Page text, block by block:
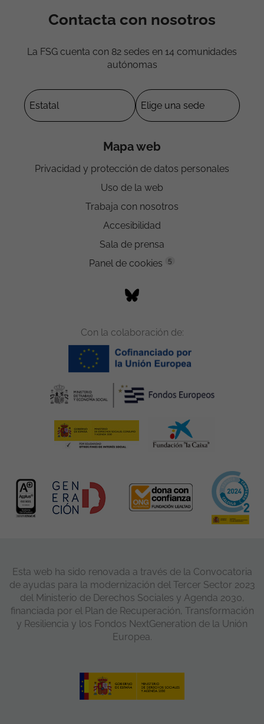
Contacta con nosotros
La FSG cuenta con 82 sedes en 14 comunidades
autónomas
Mapa web
Privacidad y protección de datos personales
Uso de la web
Trabaja con nosotros
Accesibilidad
Sala de prensa
Panel de cookies
5
Con la colaboración de:
Esta web ha sido renovada a través de la Convocatoria
de ayudas para la modernización del Tercer Sector 2023
del Ministerio de Derechos Sociales y Agenda 2030,
financiada por el Plan de Recuperación, Transformación
y Resiliencia y los Fondos NextGeneration de la Unión
Europea.